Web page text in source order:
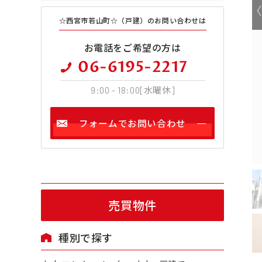
☆西宮市若山町☆（戸建）のお問い合わせは
お電話をご希望の方は
06-6195-2217
9:00 - 18:00[水曜休]
フォームでお問い合わせ
売買物件
種別で探す